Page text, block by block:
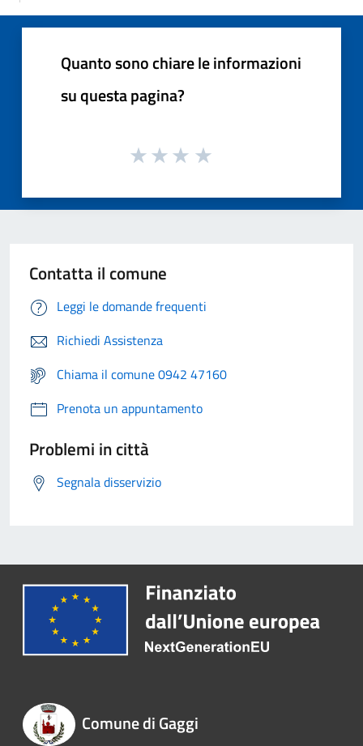
Quanto sono chiare le informazioni
su questa pagina?
Contatta il comune
Leggi le domande frequenti
Richiedi Assistenza
Chiama il comune 0942 47160
Prenota un appuntamento
Problemi in città
Segnala disservizio
Comune di Gaggi